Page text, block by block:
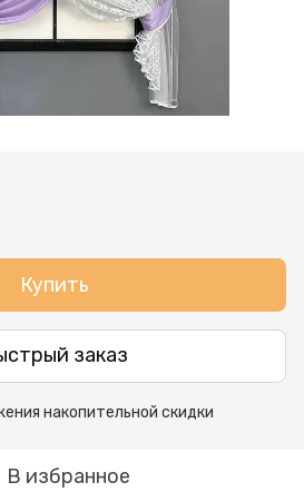
Купить
заказ
накопительной скидки
В избранное